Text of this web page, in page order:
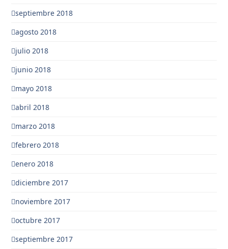
septiembre 2018
agosto 2018
julio 2018
junio 2018
mayo 2018
abril 2018
marzo 2018
febrero 2018
enero 2018
diciembre 2017
noviembre 2017
octubre 2017
septiembre 2017